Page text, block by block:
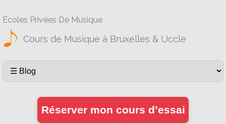
Ecoles Privées De Musique
Cours de Musique à Bruxelles & Uccle
Réserver mon cours d’essai